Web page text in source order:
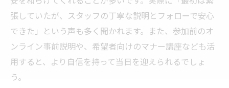
ート
婚活パーティーで会話のきっかけを作るサ
ポート術
一人参加でも大丈夫な婚活パーティーでの心構
張していたが、スタッフの丁寧な説明とフォローで安心
できた」という声も多く聞かれます。また、参加前のオ
ンライン事前説明や、希望者向けのマナー講座なども活
用すると、より自信を持って当日を迎えられるでしょ
う。